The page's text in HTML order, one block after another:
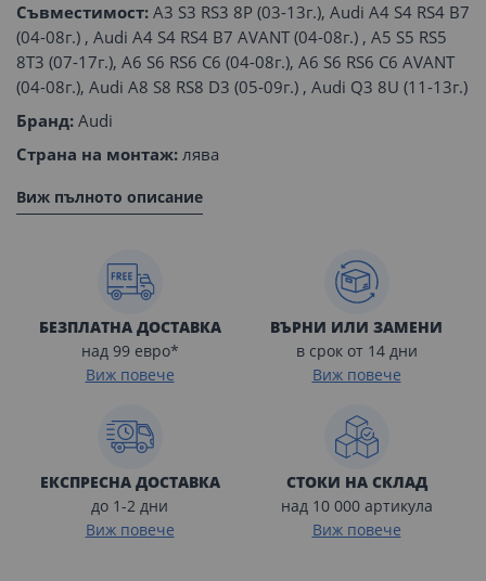
Съвместимост: A3 S3 RS3 8P (03-13г.), Audi A4 S4 RS4 B7
(04-08г.) , Audi A4 S4 RS4 B7 AVANT (04-08г.) , A5 S5 RS5
8T3 (07-17г.), A6 S6 RS6 C6 (04-08г.), A6 S6 RS6 C6 AVANT
(04-08г.), Audi A8 S8 RS8 D3 (05-09г.) , Audi Q3 8U (11-13г.)
Бранд: Audi
Страна на монтаж: лява
Виж пълното описание
БЕЗПЛАТНА ДОСТАВКА
над 99 евро*
Виж повече
ВЪРНИ ИЛИ ЗАМЕНИ
в срок от 14 дни
Виж повече
ЕКСПРЕСНА ДОСТАВКА
до 1-2 дни
Виж повече
СТОКИ НА СКЛАД
над 10 000 артикула
Виж повече